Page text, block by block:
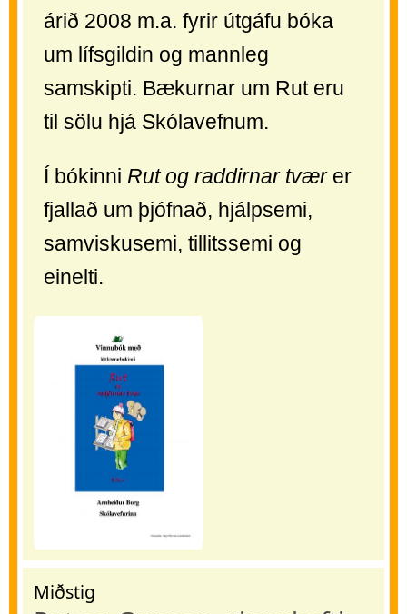
árið 2008 m.a. fyrir útgáfu bóka
um lífsgildin og mannleg
samskipti. Bækurnar um Rut eru
til sölu hjá Skólavefnum.
Í bókinni Rut og raddirnar tværer
fjallað um þjófnað, hjálpsemi,
samviskusemi, tillitssemi og
einelti.
Miðstig